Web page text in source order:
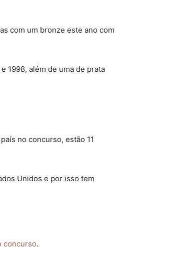
com um bronze este ano com
1998, além de uma de prata
no concurso, estão 11
Unidos e por isso tem
concurso.